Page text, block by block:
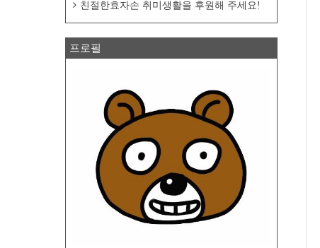
친절한효자손 취미생활을 후원해 주세요!
프로필